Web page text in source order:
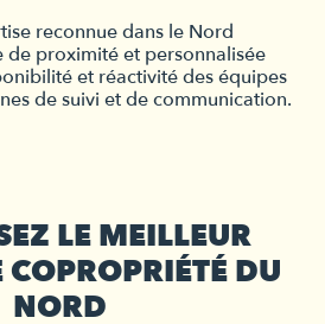
reconnue dans le Nord
de proximité et personnalisée
et réactivité des équipes
de suivi et de communication.
LE MEILLEUR
DU
NORD